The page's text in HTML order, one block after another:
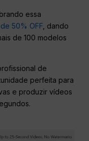
essa
50% OFF , dando
de 100 modelos
de
perfeita para
e produzir vídeos